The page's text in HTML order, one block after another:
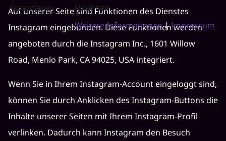
Auf unserer Seite sind Funktionen des Dienstes
Instagram eingebunden. Diese Funktionen werden
angeboten durch die Instagram Inc., 1601 Willow
Road, Menlo Park, CA 94025, USA integriert.
Wenn Sie in Ihrem Instagram-Account eingeloggt sind,
können Sie durch Anklicken des Instagram-Buttons die
Inhalte unserer Seiten mit Ihrem Instagram-Profil
verlinken. Dadurch kann Instagram den Besuch
Akzeptieren
Ablehnen
Weitere Informationen|Impressum